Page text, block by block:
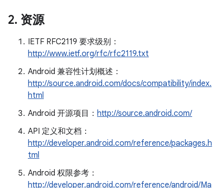
2. 资源
IETF RFC2119 要求级别：
http://www.ietf.org/rfc/rfc2119.txt
Android 兼容性计划概述：
http://source.android.com/docs/compatibility/index.
html
Android 开源项目： http://source.android.com/
API 定义和文档：
http://developer.android.com/reference/packages.h
tml
Android 权限参考：
http://developer.android.com/reference/android/Ma